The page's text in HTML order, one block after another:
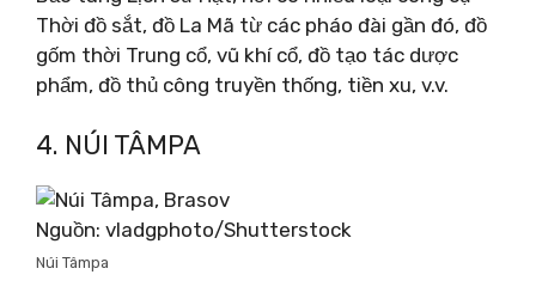
Thời đồ sắt, đồ La Mã từ các pháo đài gần đó, đồ
gốm thời Trung cổ, vũ khí cổ, đồ tạo tác dược
phẩm, đồ thủ công truyền thống, tiền xu, v.v.
4. NÚI TÂMPA
Nguồn: vladgphoto/Shutterstock
Núi Tâmpa